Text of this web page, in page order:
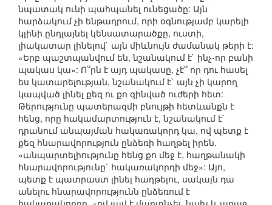
նպատակ ունի պահպանել ունեցածը: Այն
հարձակում չի ենթադրում, որի օգնությամբ կարելի
կլինի ընդլայնել կենսատարածքը, ուստի,
լիակատար լինելով` այն միևնույն ժամանակ թերի է:
«Երբ պաշտպանվում են, նշանակում է` ինչ-որ բանի
պակաս կա»: Ո՞րն է այդ պակասը, չէ՞ որ դու հասել
ես կատարելության, նշանակում է` այն չի կարող
կապված լինել քեզ ու քո զինված ուժերի հետ:
Թերությունը պատերազմի բնույթի հետևանքն է
հենց, որը հակամարտություն է, նշանակում է`
դրանում անպայման հակառակորդ կա, ով պետք է
քեզ հնարավորություն ընձեռի հաղթել իրեն.
«անպարտելիությունը հենց քո մեջ է, հաղթանակի
հնարավորությունը` հակառակորդի մեջ»: Այո,
պետք է պատրաստ լինել հաղթելու, սակայն դա
անելու հնարավորությունն ընձեռում է